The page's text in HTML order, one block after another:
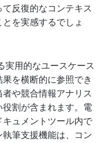
反復的なコンテキス
を実感するでしょ
実用的なユースケース
を横断的に参照でき
や競合情報アナリス
役割が含まれます。電
ュメントツール内で
筆支援機能は、コン